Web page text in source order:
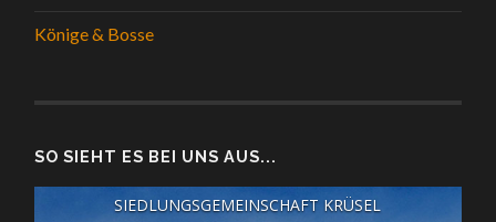
Könige & Bosse
SO SIEHT ES BEI UNS AUS...
SIEDLUNGSGEMEINSCHAFT KRÜSEL